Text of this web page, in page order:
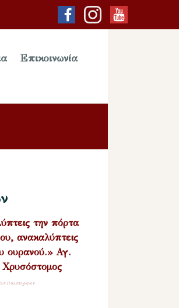
Επικοινωνία
την πόρτα
ανακαλύπτεις
ουρανού.» Αγ.
Χρυσόστομος
Παλαιοχωρίου